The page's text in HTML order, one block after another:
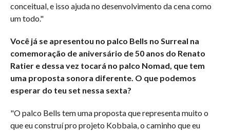
conceitual, e isso ajuda no desenvolvimento da cena como
um todo."
Você já se apresentou no palco Bells no Surreal na
comemoração de aniversário de 50 anos do Renato
Ratier e dessa vez tocará no palco Nomad, que tem
uma proposta sonora diferente. O que podemos
esperar do teu set nessa sexta?
"O palco Bells tem uma proposta que representa muito o
que eu construí pro projeto Kobbaia, o caminho que eu